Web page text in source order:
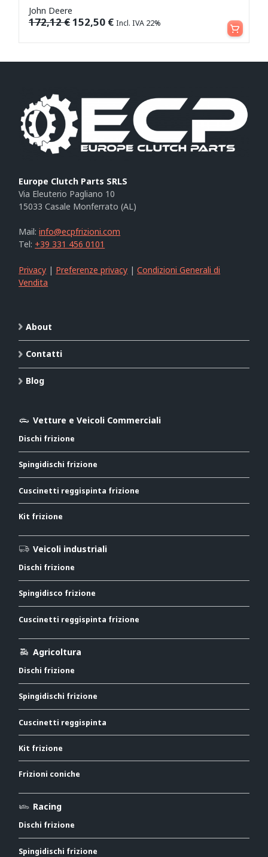
John Deere
172,12€152,50 € Incl. IVA 22% Aggiungi al carrello
Europe Clutch Parts SRLS
Via Eleuterio Pagliano 10
15033 Casale Monferrato (AL)
Mail:info@ecpfrizioni.com
Tel: +39 331 456 0101
Privacy | Preferenze privacy |Condizioni Generali di
Vendita
About
Contatti
Blog
Vetture e Veicoli Commerciali
Dischi frizione
Spingidischi frizione
Cuscinetti reggispinta frizione
Kit frizione
Veicoli industriali
Dischi frizione
Spingidisco frizione
Cuscinetti reggispinta frizione
Agricoltura
Dischi frizione
Spingidischi frizione
Cuscinetti reggispinta
Kit frizione
Frizioni coniche
Racing
Dischi frizione
Spingidischi frizione